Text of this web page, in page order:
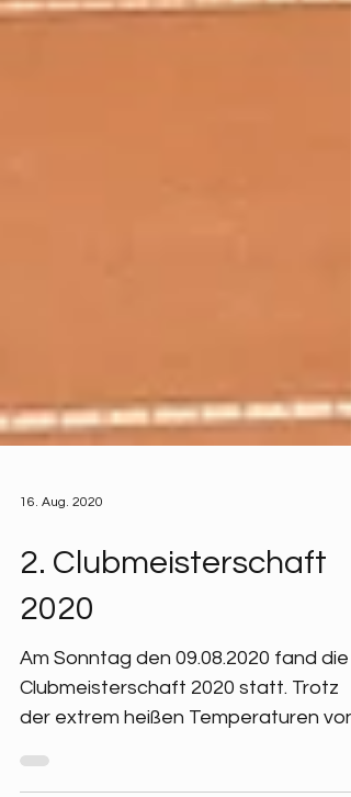
2. Clubmeisterschaft
2020
Clubmeisterschaft 2020 statt. Trotz
der extrem heißen Temperaturen von
rund 39 Grad haben sich...